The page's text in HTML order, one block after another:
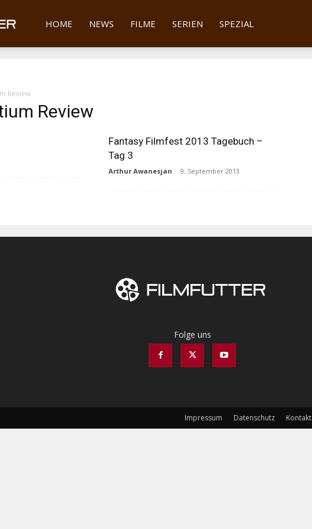
Filmfutter
HOME NEWS FILME SERIEN SPEZIAL
Review
Review
Fantasy Filmfest 2013 Tagebuch –
Tag 3
Arthur Awanesjan - 9. September 2013
Folge uns
Impressum Datenschutz Kontakt